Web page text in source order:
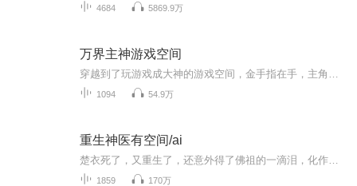
4684 5869.9万
万界主神游戏空间
1094 54.9万
重生神医有空间/ai
1859 170万